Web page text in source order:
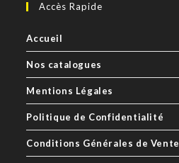
Accès Rapide
Accueil
Nos catalogues
Mentions Légales
Politique de Confidentialité
Conditions Générales de Vente